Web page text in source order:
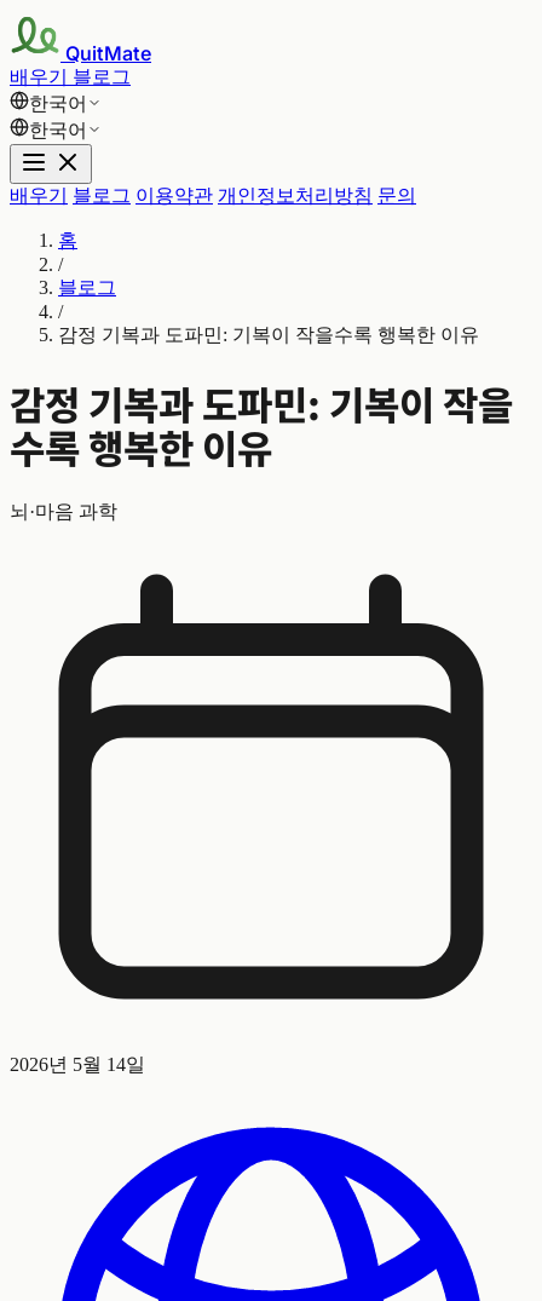
QuitMate
배우기 블로그
한국어
한국어
배우기 블로그 이용약관 개인정보처리방침 문의
홈
/
블로그
/
감정 기복과 도파민: 기복이 작을수록 행복한 이유
감정 기복과 도파민: 기복이 작을
수록 행복한 이유
뇌·마음 과학
2026년 5월 14일